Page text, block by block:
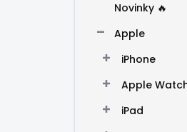
Novinky 🔥
Apple
iPhone
Apple
iPad